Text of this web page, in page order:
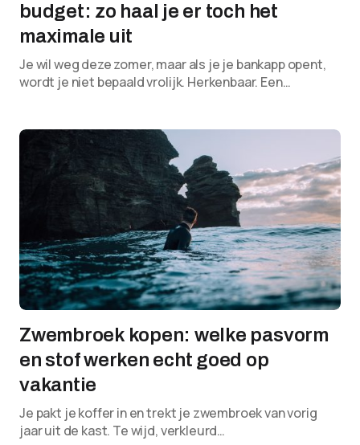
budget: zo haal je er toch het
maximale uit
Je wil weg deze zomer, maar als je je bankapp opent,
wordt je niet bepaald vrolijk. Herkenbaar. Een…
Zwembroek kopen: welke pasvorm
en stof werken echt goed op
vakantie
Je pakt je koffer in en trekt je zwembroek van vorig
jaar uit de kast. Te wijd, verkleurd…